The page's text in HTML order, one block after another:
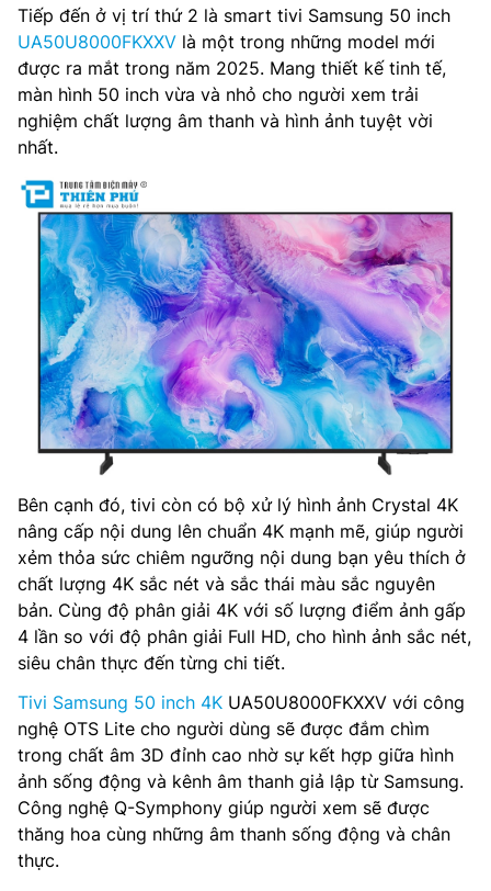
Tiếp đến ở vị trí thứ 2 là smart tivi Samsung 50 inch
UA50U8000FKXXV là một trong những model mới
được ra mắt trong năm 2025. Mang thiết kế tinh tế,
màn hình 50 inch vừa và nhỏ cho người xem trải
nghiệm chất lượng âm thanh và hình ảnh tuyệt vời
nhất.
Bên cạnh đó, tivi còn có bộ xử lý hình ảnh Crystal 4K
nâng cấp nội dung lên chuẩn 4K mạnh mẽ, giúp người
xẻm thỏa sức chiêm ngưỡng nội dung bạn yêu thích ở
chất lượng 4K sắc nét và sắc thái màu sắc nguyên
bản. Cùng độ phân giải 4K với số lượng điểm ảnh gấp
4 lần so với độ phân giải Full HD, cho hình ảnh sắc nét,
siêu chân thực đến từng chi tiết.
Tivi Samsung 50 inch 4K UA50U8000FKXXV với công
nghệ OTS Lite cho người dùng sẽ được đắm chìm
trong chất âm 3D đỉnh cao nhờ sự kết hợp giữa hình
ảnh sống động và kênh âm thanh giả lập từ Samsung.
Công nghệ Q-Symphony giúp người xem sẽ được
thăng hoa cùng những âm thanh sống động và chân
thực.